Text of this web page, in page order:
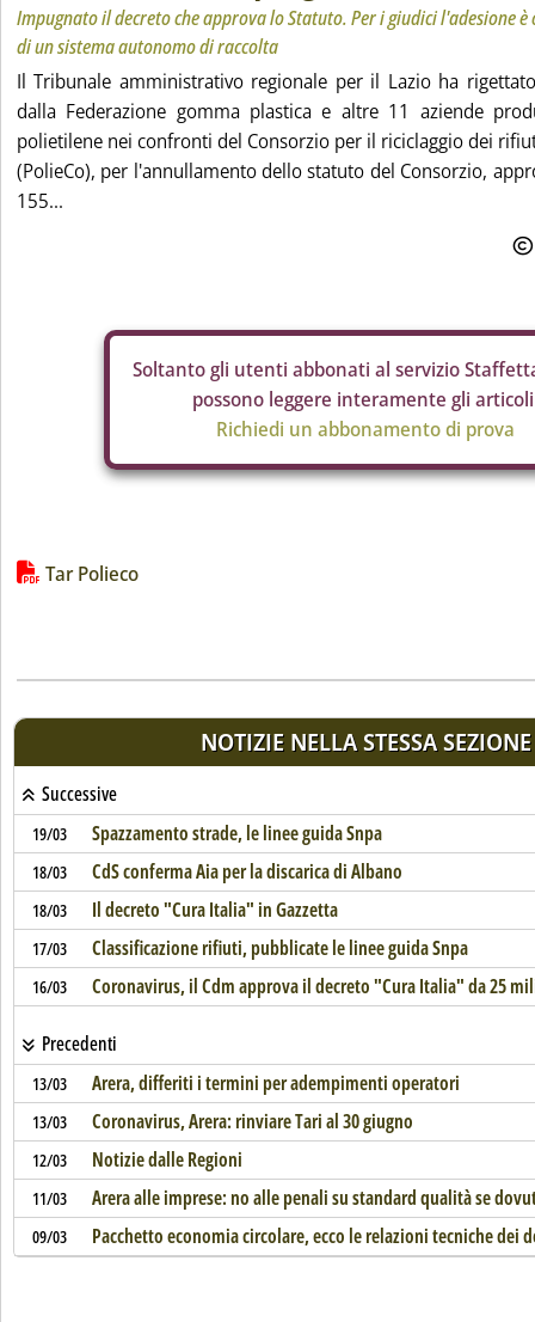
Impugnato il decreto che approva lo Statuto. Per i giudici l'adesione
di un sistema autonomo di raccolta
Il Tribunale amministrativo regionale per il Lazio ha
dalla Federazione gomma plastica e altre 11 aziende
polietilene nei confronti del Consorzio per il riciclaggio dei
(PolieCo), per l'annullamento dello statuto del Consorzio,
155...
Soltanto gli utenti abbonati al servizio
possono leggere interamente gli
Richiedi un abbonamento di prova
Lista allegati PDF alla notizia
Tar Polieco
NOTIZIE NELLA STESSA SEZIONE
Successive
19/03 Spazzamento strade, le linee guida Snpa
18/03 CdS conferma Aia per la discarica di Albano
18/03 Il decreto "Cura Italia" in Gazzetta
17/03 Classificazione rifiuti, pubblicate le linee guida Snpa
16/03 Coronavirus, il Cdm approva il decreto "Cura Italia" da 25
Precedenti
13/03 Arera, differiti i termini per adempimenti operatori
13/03 Coronavirus, Arera: rinviare Tari al 30 giugno
12/03 Notizie dalle Regioni
11/03 Arera alle imprese: no alle penali su standard qualità se
09/03 Pacchetto economia circolare, ecco le relazioni tecniche dei